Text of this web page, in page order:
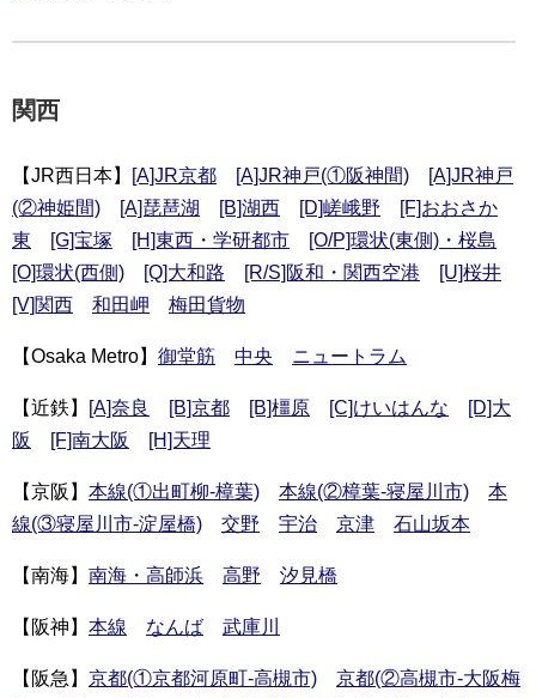
関西
【JR西日本】 [A]JR京都 [A]JR神戸(①阪神間)
[A]JR神戸
(②神姫間)
[A]琵琶湖 [B]湖西 [D]嵯峨野
[F]おおさか
東
[G]宝塚 [H]東西・学研都市
[O/P]環状(東側)・桜島
[O]環状(西側)
[Q]大和路 [R/S]阪和・関西空港
[U]桜井
[V]関西
和田岬 梅田貨物
【Osaka Metro】 御堂筋 中央 ニュートラム
【近鉄】 [A]奈良 [B]京都 [B]橿原 [C]けいはんな
[D]大
阪
[F]南大阪 [H]天理
【京阪】 本線(①出町柳-樟葉) 本線(②樟葉-寝屋川市)
本
線(③寝屋川市-淀屋橋)
交野 宇治 京津 石山坂本
【南海】 南海・高師浜 高野 汐見橋
【阪神】 本線 なんば 武庫川
【阪急】 京都(①京都河原町-高槻市)
京都(②高槻市-大阪梅